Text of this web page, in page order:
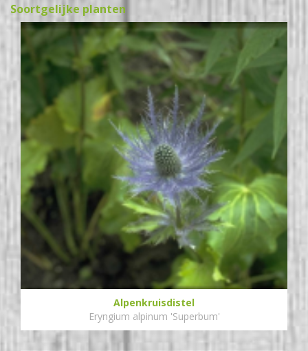
Soortgelijke planten
Alpenkruisdistel
Eryngium alpinum 'Superbum'